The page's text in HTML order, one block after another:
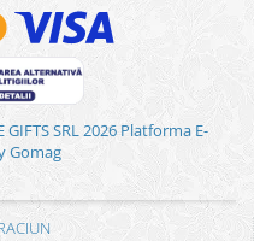
SRL 2026 Platforma E-
Gomag